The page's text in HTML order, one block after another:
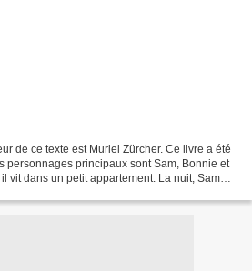
de ce texte est Muriel Zürcher. Ce livre a été
personnages principaux sont Sam, Bonnie et
vit dans un petit appartement. La nuit, Sam